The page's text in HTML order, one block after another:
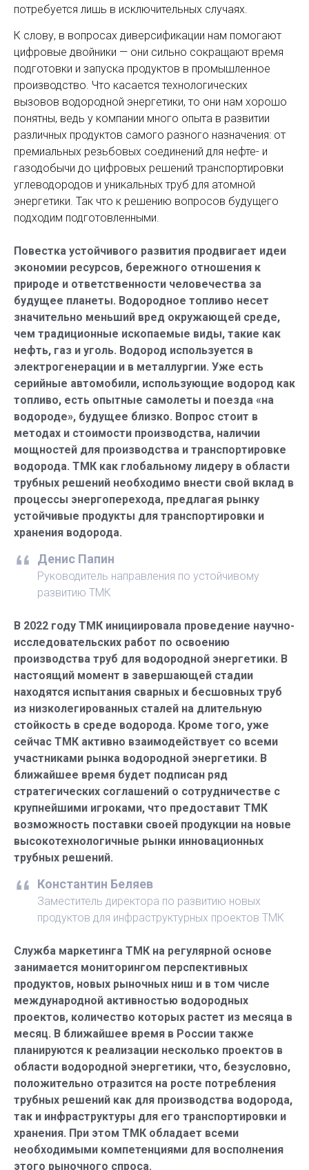
потребуется лишь в исключительных случаях.
К слову, в вопросах диверсификации нам помогают
цифровые двойники — они сильно сокращают время
подготовки и запуска продуктов в промышленное
производство. Что касается технологических
вызовов водородной энергетики, то они нам хорошо
понятны, ведь у компании много опыта в развитии
различных продуктов самого разного назначения: от
премиальных резьбовых соединений для нефте- и
газодобычи до цифровых решений транспортировки
углеводородов и уникальных труб для атомной
энергетики. Так что к решению вопросов будущего
подходим подготовленными.
Повестка устойчивого развития продвигает идеи
экономии ресурсов, бережного отношения к
природе и ответственности человечества за
будущее планеты. Водородное топливо несет
значительно меньший вред окружающей среде,
чем традиционные ископаемые виды, такие как
нефть, газ и уголь. Водород используется в
электрогенерации и в металлургии. Уже есть
серийные автомобили, использующие водород как
топливо, есть опытные самолеты и поезда «на
водороде», будущее близко. Вопрос стоит в
методах и стоимости производства, наличии
мощностей для производства и транспортировке
водорода. ТМК как глобальному лидеру в области
трубных решений необходимо внести свой вклад в
процессы энергоперехода, предлагая рынку
устойчивые продукты для транспортировки и
хранения водорода.
Денис Папин
Руководитель направления по устойчивому
развитию ТМК
В 2022 году ТМК инициировала проведение научно-
исследовательских работ по освоению
производства труб для водородной энергетики. В
настоящий момент в завершающей стадии
находятся испытания сварных и бесшовных труб
из низколегированных сталей на длительную
стойкость в среде водорода. Кроме того, уже
сейчас ТМК активно взаимодействует со всеми
участниками рынка водородной энергетики. В
ближайшее время будет подписан ряд
стратегических соглашений о сотрудничестве с
крупнейшими игроками, что предоставит ТМК
возможность поставки своей продукции на новые
высокотехнологичные рынки инновационных
трубных решений.
Константин Беляев
Заместитель директора по развитию новых
продуктов для инфраструктурных проектов ТМК
Служба маркетинга ТМК на регулярной основе
занимается мониторингом перспективных
продуктов, новых рыночных ниш и в том числе
международной активностью водородных
проектов, количество которых растет из месяца в
месяц. В ближайшее время в России также
планируются к реализации несколько проектов в
области водородной энергетики, что, безусловно,
положительно отразится на росте потребления
трубных решений как для производства водорода,
так и инфраструктуры для его транспортировки и
хранения. При этом ТМК обладает всеми
необходимыми компетенциями для восполнения
этого рыночного спроса.